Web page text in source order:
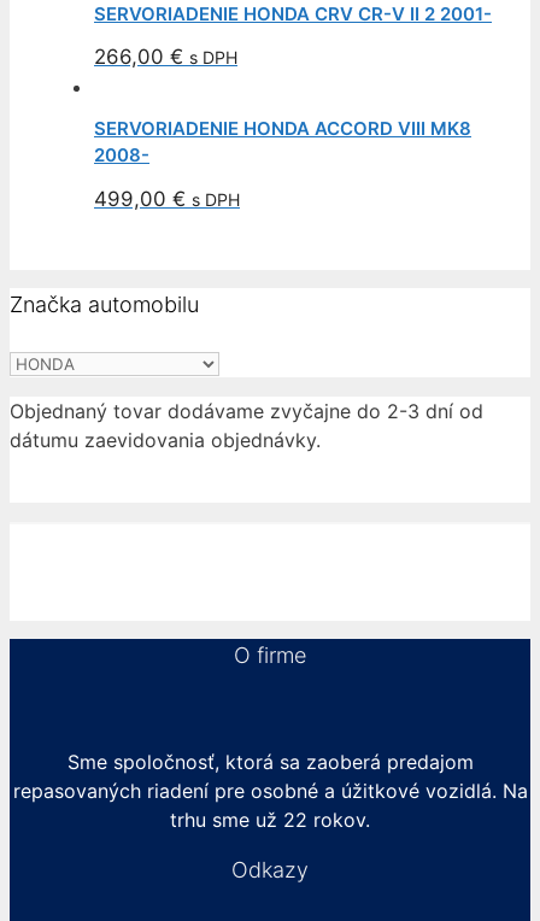
SERVORIADENIE HONDA CRV CR-V II 2 2001-
266,00 € s DPH
SERVORIADENIE HONDA ACCORD VIII MK8
2008-
499,00 € s DPH
Značka automobilu
Objednaný tovar dodávame zvyčajne do 2-3 dní od
dátumu zaevidovania objednávky.
O firme
Sme spoločnosť, ktorá sa zaoberá predajom
repasovaných riadení pre osobné a úžitkové vozidlá. Na
trhu sme už 22 rokov.
Odkazy